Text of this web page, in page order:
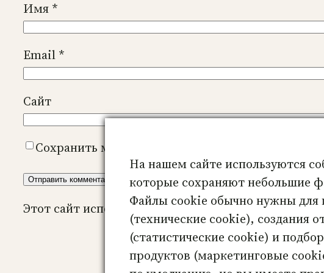
Имя *
Email *
Сайт
Сохранить моё имя, email и адрес сайта в этом
Этот сайт использует Akismet для борьбы со
На нашем сайте используются
которые сохраняют небольшие
Файлы cookie обычно нужны для
(технические cookie), создания
(статистические cookie) и
продуктов (маркетинговые